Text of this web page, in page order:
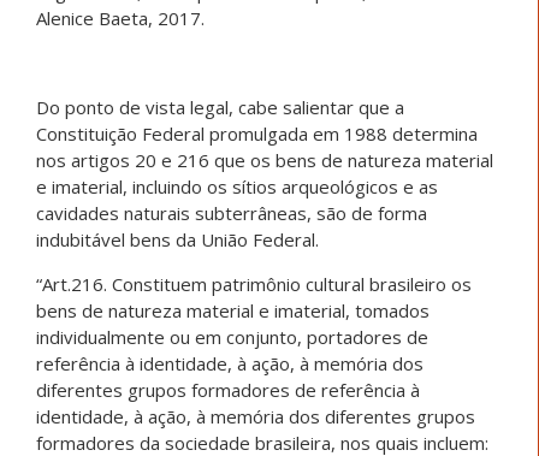
Alenice Baeta, 2017.
Do ponto de vista legal, cabe salientar que a
Constituição Federal promulgada em 1988 determina
nos artigos 20 e 216 que os bens de natureza material
e imaterial, incluindo os sítios arqueológicos e as
cavidades naturais subterrâneas, são de forma
indubitável bens da União Federal.
“Art.216. Constituem patrimônio cultural brasileiro os
bens de natureza material e imaterial, tomados
individualmente ou em conjunto, portadores de
referência à identidade, à ação, à memória dos
diferentes grupos formadores de referência à
identidade, à ação, à memória dos diferentes grupos
formadores da sociedade brasileira, nos quais incluem: